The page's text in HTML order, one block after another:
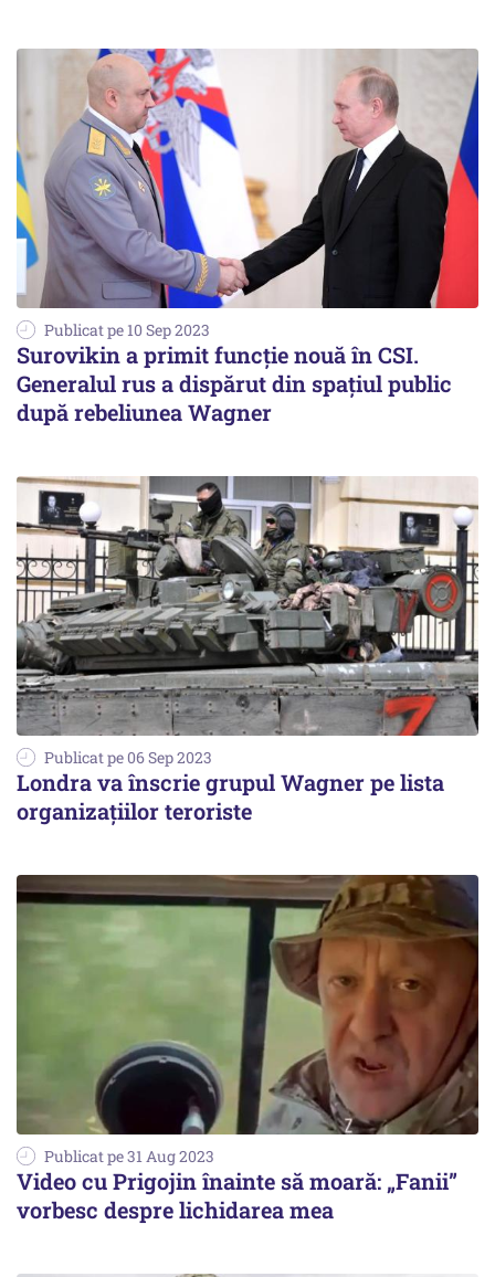
Publicat pe 10 Sep 2023
Surovikin a primit funcție nouă în CSI.
Generalul rus a dispărut din spațiul public
după rebeliunea Wagner
Publicat pe 06 Sep 2023
Londra va înscrie grupul Wagner pe lista
organizaţiilor teroriste
Publicat pe 31 Aug 2023
Video cu Prigojin înainte să moară: „Fanii”
vorbesc despre lichidarea mea